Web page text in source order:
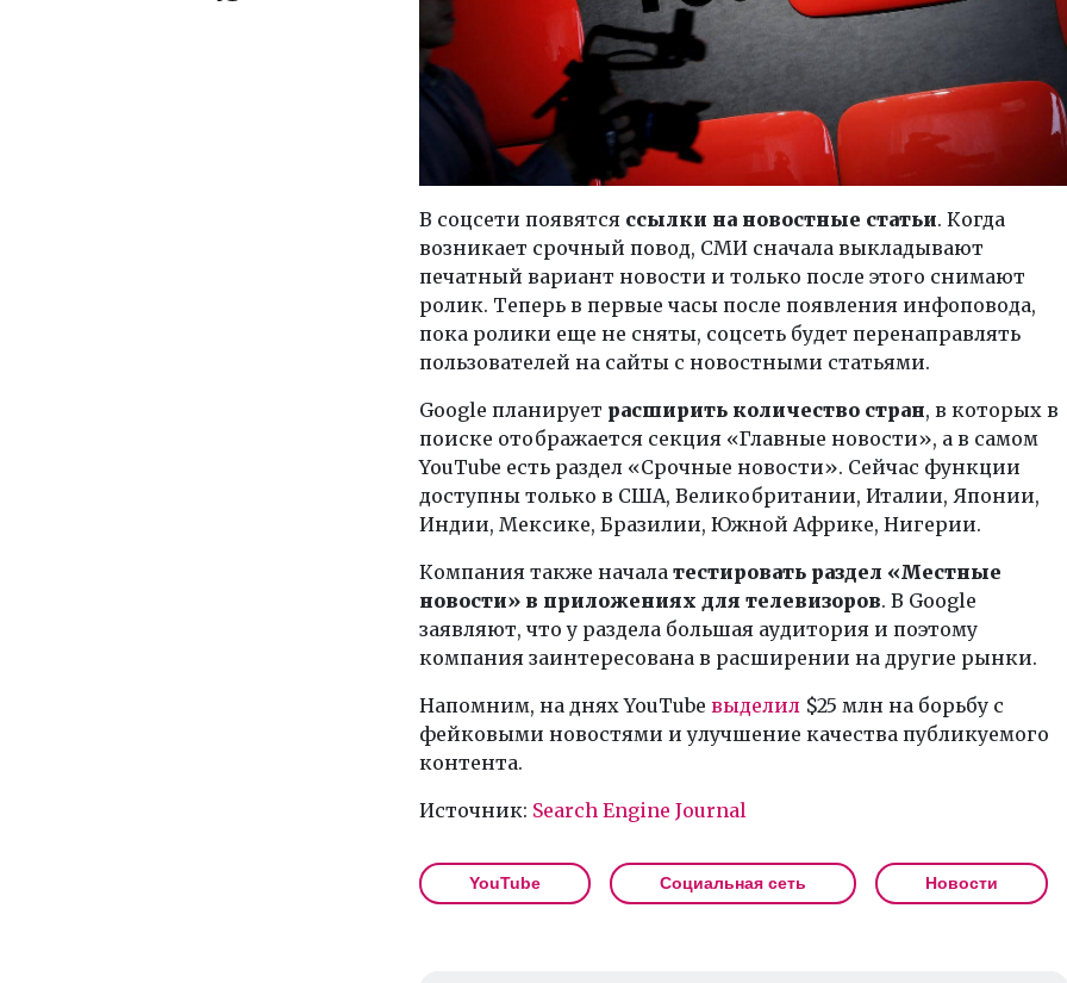
В соцсети появятся ссылки на новостные статьи. Когда
возникает срочный повод, СМИ сначала выкладывают
печатный вариант новости и только после этого снимают
ролик. Теперь в первые часы после появления инфоповода,
пока ролики еще не сняты, соцсеть будет перенаправлять
пользователей на сайты с новостными статьями.
Google планирует расширить количество стран, в которых в
поиске отображается секция «Главные новости», а в самом
YouTube есть раздел «Срочные новости». Сейчас функции
доступны только в США, Великобритании, Италии, Японии,
Индии, Мексике, Бразилии, Южной Африке, Нигерии.
Компания также начала тестировать раздел «Местные
новости» в приложениях для телевизоров. В Google
заявляют, что у раздела большая аудитория и поэтому
компания заинтересована в расширении на другие рынки.
Напомним, на днях YouTube выделил$25 млн на борьбу с
фейковыми новостями и улучшение качества публикуемого
контента.
Источник: Search Engine Journal
YouTube Социальная сеть Новости